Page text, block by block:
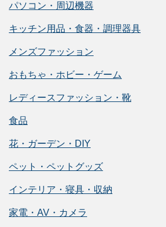
パソコン・周辺機器
キッチン用品・食器・調理器具
メンズファッション
おもちゃ・ホビー・ゲーム
レディースファッション・靴
食品
花・ガーデン・DIY
ペット・ペットグッズ
インテリア・寝具・収納
家電・AV・カメラ